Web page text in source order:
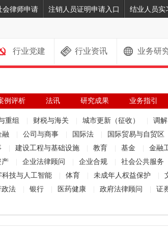
会律师申请 注销人员证明申请入口 结业人员实
行业党建 行业资讯 业务研
例评析 法讯 研究成果 业务指引
重组 财税与海关 城市更新（征收） 调解
融 公司与商事 国际法 国际贸易与自贸区
建设工程与基础设施 教育 基金 金融
产 企业法律顾问 企业合规 社会公共服务
科技与人工智能 体育 未成年人权益保护
政法 银行 医药健康 政府法律顾问 证